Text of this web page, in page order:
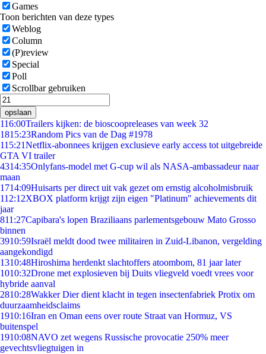
Games
Toon berichten van deze types
Weblog
Column
(P)review
Special
Poll
Scrollbar gebruiken
opslaan
116:00Trailers kijken: de bioscoopreleases van week 32
1815:23Random Pics van de Dag #1978
115:21Netflix-abonnees krijgen exclusieve early access tot uitgebreide
GTA VI trailer
4314:35Onlyfans-model met G-cup wil als NASA-ambassadeur naar
maan
1714:09Huisarts per direct uit vak gezet om ernstig alcoholmisbruik
112:12XBOX platform krijgt zijn eigen "Platinum" achievements dit
jaar
811:27Capibara's lopen Braziliaans parlementsgebouw Mato Grosso
binnen
3910:59Israël meldt dood twee militairen in Zuid-Libanon, vergelding
aangekondigd
1310:48Hiroshima herdenkt slachtoffers atoombom, 81 jaar later
1010:32Drone met explosieven bij Duits vliegveld voedt vrees voor
hybride aanval
2810:28Wakker Dier dient klacht in tegen insectenfabriek Protix om
duurzaamheidsclaims
1910:16Iran en Oman eens over route Straat van Hormuz, VS
buitenspel
1910:08NAVO zet wegens Russische provocatie 250% meer
gevechtsvliegtuigen in